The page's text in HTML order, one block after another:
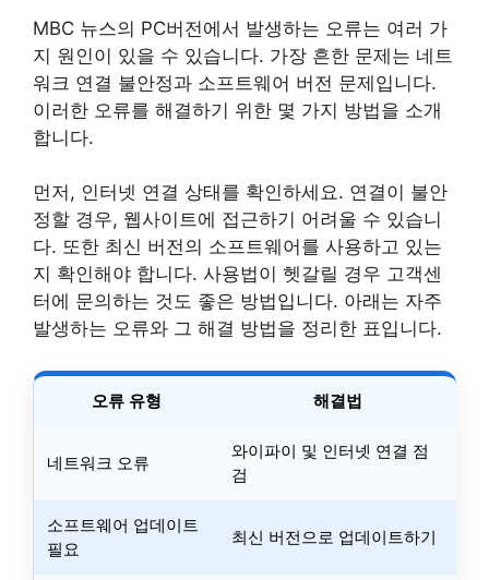
MBC 뉴스의 PC버전에서 발생하는 오류는 여러 가
지 원인이 있을 수 있습니다. 가장 흔한 문제는 네트
워크 연결 불안정과 소프트웨어 버전 문제입니다.
이러한 오류를 해결하기 위한 몇 가지 방법을 소개
합니다.
먼저, 인터넷 연결 상태를 확인하세요. 연결이 불안
정할 경우, 웹사이트에 접근하기 어려울 수 있습니
다. 또한 최신 버전의 소프트웨어를 사용하고 있는
지 확인해야 합니다. 사용법이 헷갈릴 경우 고객센
터에 문의하는 것도 좋은 방법입니다. 아래는 자주
발생하는 오류와 그 해결 방법을 정리한 표입니다.
오류 유형 해결법
네트워크 오류
와이파이 및 인터넷 연결 점
검
소프트웨어 업데이트
필요
최신 버전으로 업데이트하기